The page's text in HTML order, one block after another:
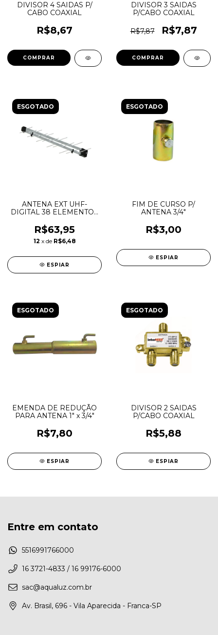
DIVISOR 4 SAIDAS P/
CABO COAXIAL
R$8,67
DIVISOR 3 SAIDAS
P/CABO COAXIAL
R$7,87 R$7,87
ESGOTADO
ANTENA EXT UHF-
DIGITAL 38 ELEMENTOS
R$63,95
12 x de R$6,48
ESPIAR
ESGOTADO
FIM DE CURSO P/
ANTENA 3/4"
R$3,00
ESPIAR
ESGOTADO
EMENDA DE REDUÇÃO
PARA ANTENA 1" x 3/4"
R$7,80
ESPIAR
ESGOTADO
DIVISOR 2 SAIDAS
P/CABO COAXIAL
R$5,88
ESPIAR
Entre em contato
5516991766000
16 3721-4833 / 16 99176-6000
sac@aqualuz.com.br
Av. Brasil, 696 - Vila Aparecida - Franca-SP